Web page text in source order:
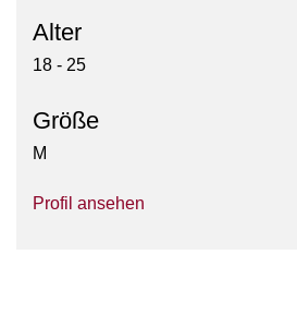
Alter
18 - 25
Größe
M
Profil ansehen